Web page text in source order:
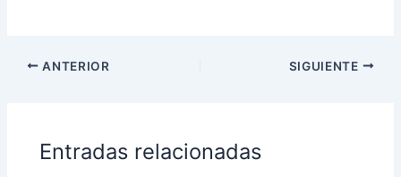
ANTERIOR SIGUIENTE
Entradas relacionadas